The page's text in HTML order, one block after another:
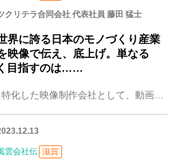
クリテラ合同会社 代表社員 藤田 猛士
界に誇る日本のモノづくり産業
映像で伝え、底上げ。単なる
目指すのは……
製造業・モノづくり企業に特化した映像制作会社として、動画・CG・グラフィック制作、写真撮影、ホームページのデザインなどを手掛けている奈良のツクリテラ合同会社。映
雲会社伝 滋賀